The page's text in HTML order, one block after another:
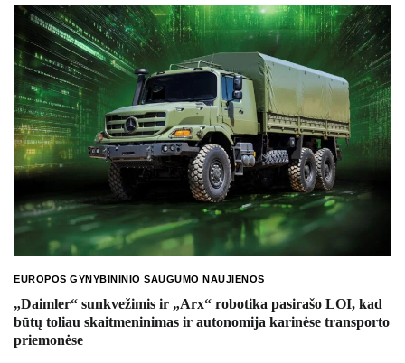
EUROPOS GYNYBININIO SAUGUMO NAUJIENOS
„Daimler“ sunkvežimis ir „Arx“ robotika pasirašo LOI, kad
būtų toliau skaitmeninimas ir autonomija karinėse transporto
priemonėse